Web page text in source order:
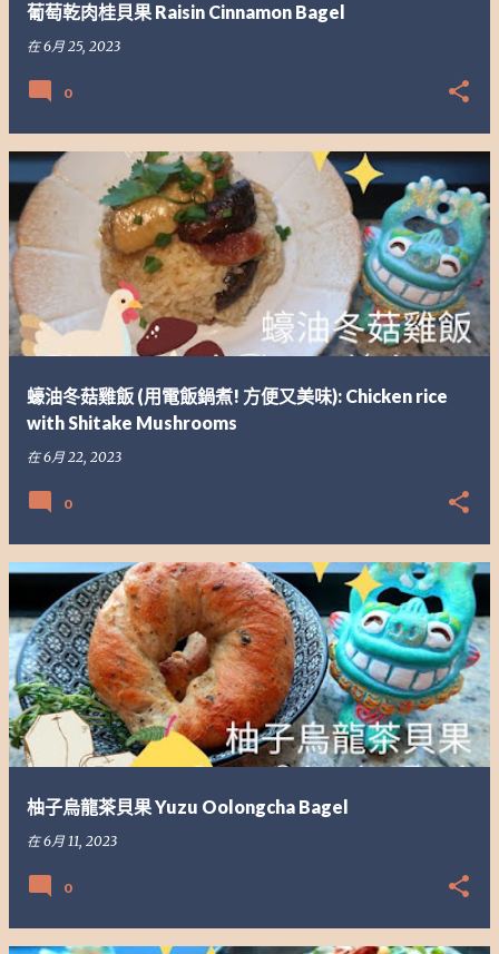
葡萄乾肉桂貝果 Raisin Cinnamon Bagel
在6月 25, 2023
0
蠔油冬菇雞飯 (用電飯鍋煮! 方便又美味): Chicken rice
with Shitake Mushrooms
在6月 22, 2023
0
柚子烏龍茶貝果 Yuzu Oolongcha Bagel
在6月 11, 2023
0